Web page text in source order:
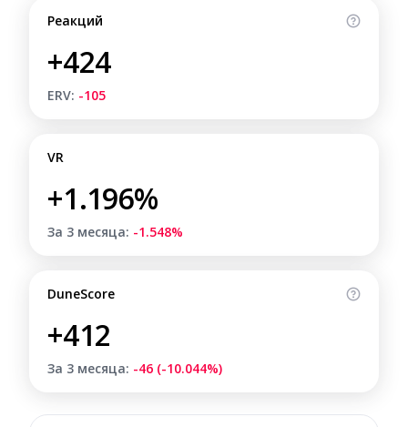
Реакций
+424
ERV: -105
VR
+1.196%
За 3 месяца: -1.548%
DuneScore
+412
За 3 месяца: -46 (-10.044%)